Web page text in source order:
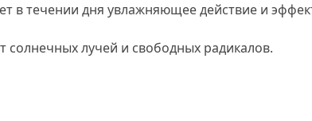
в течении дня увлажняющее действие и
солнечных лучей и свободных радикалов.